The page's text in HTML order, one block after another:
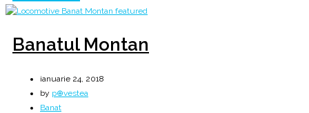
Banatul Montan
ianuarie 24, 2018
by p⊕vestea
Banat